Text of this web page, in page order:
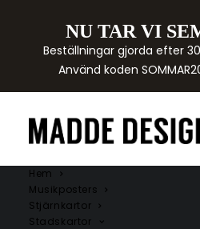
NU TAR VI
Beställningar gjorda efter
Använd koden
Hem
Musikposters
Stjärnkartor
Stadskartor